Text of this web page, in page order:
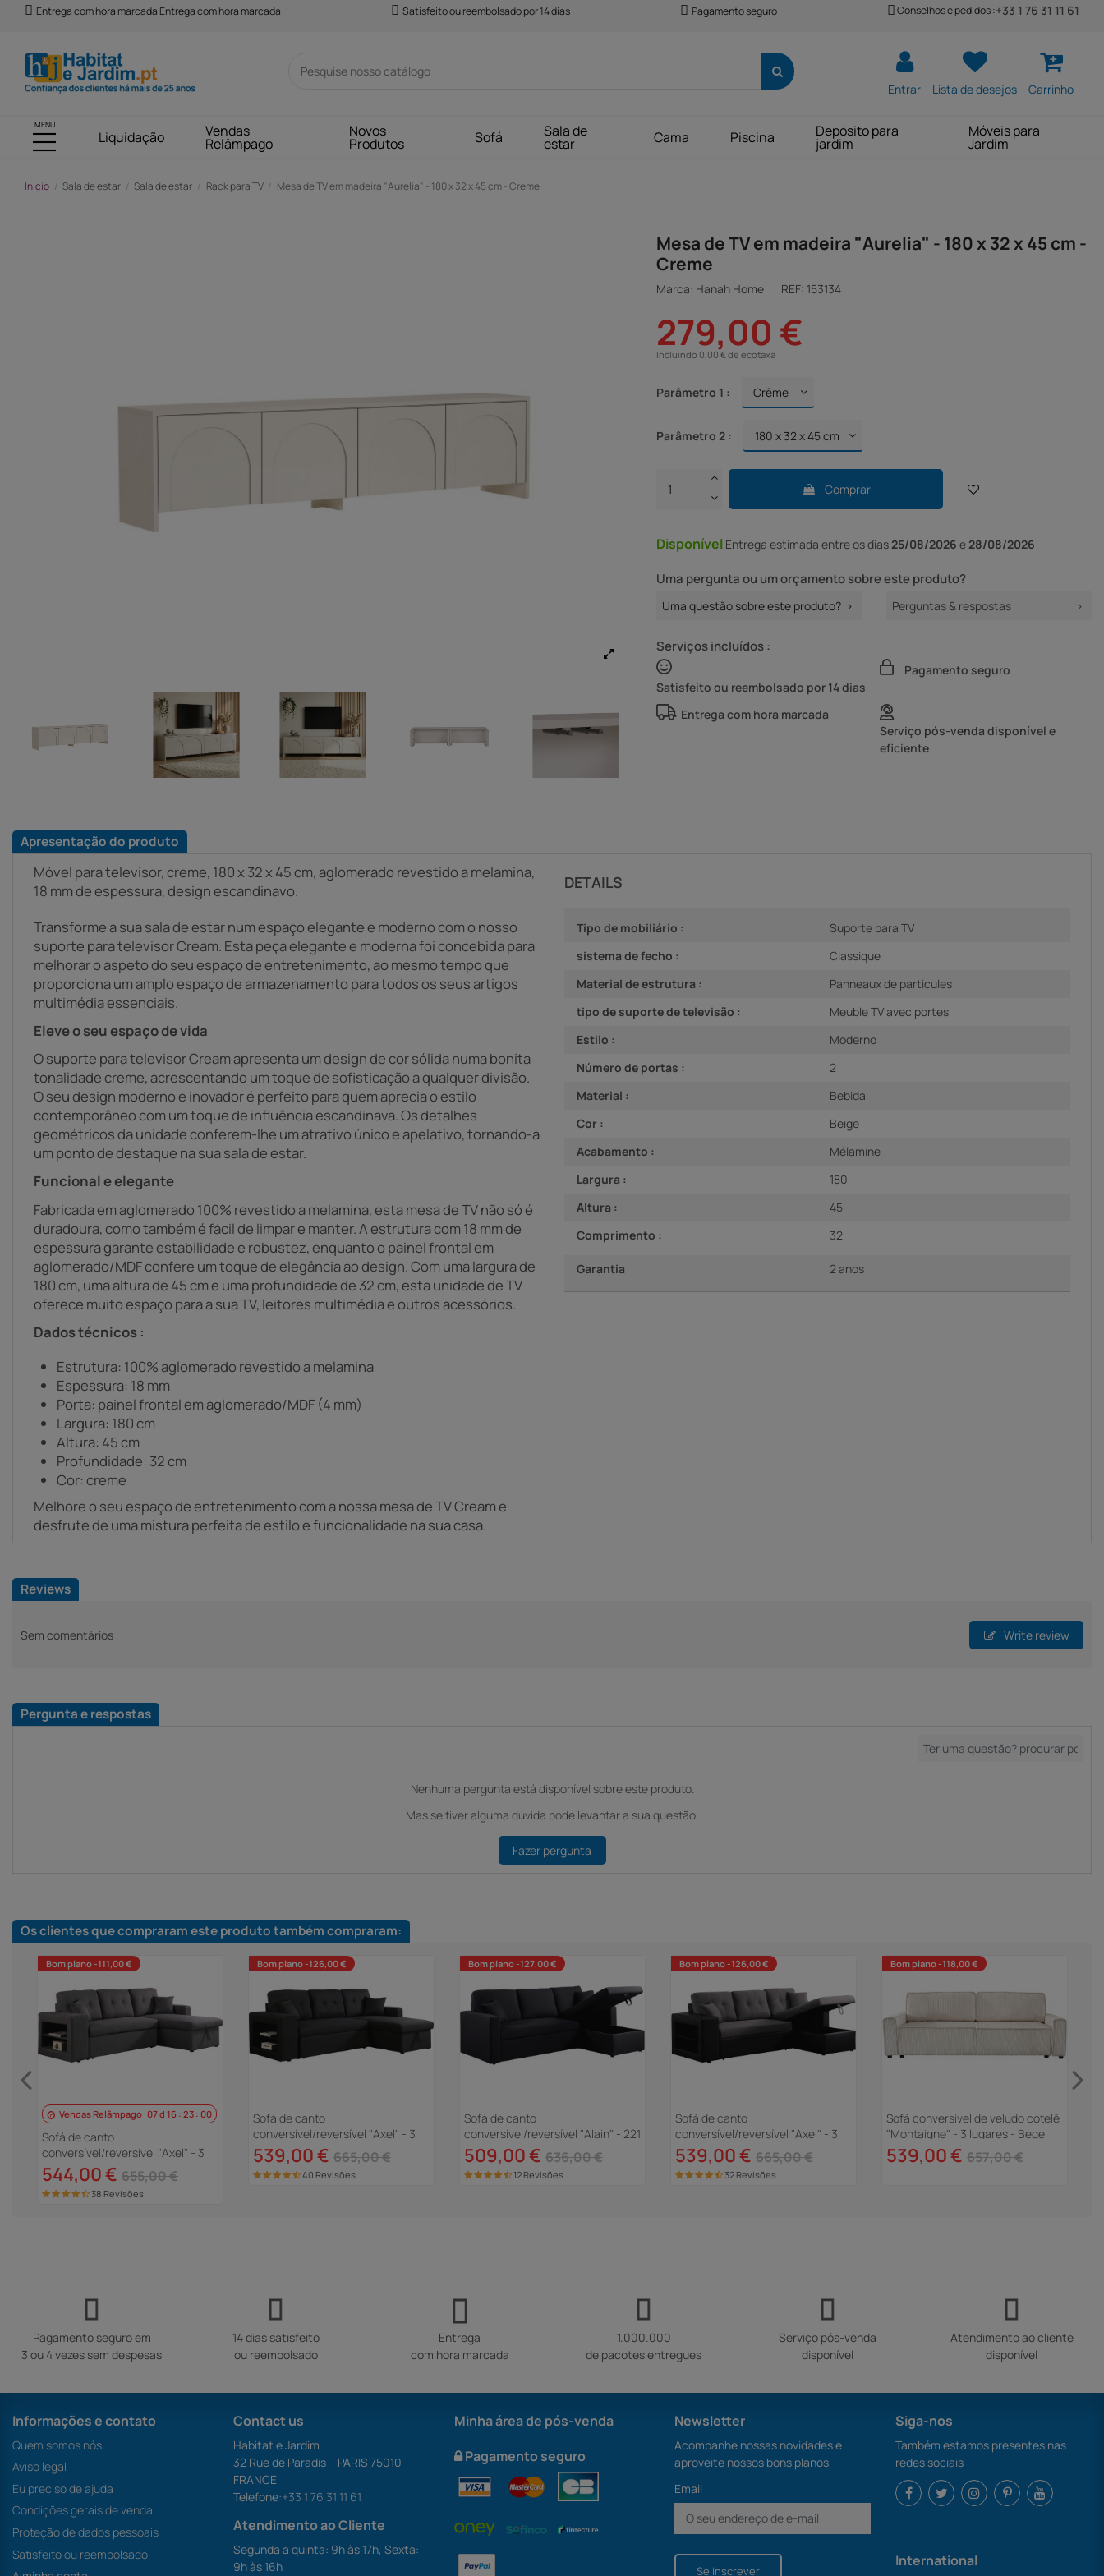
Entrega com hora marcada Entrega com hora marcada Satisfeito ou reembolsado por 14 dias Pagamento seguro Conselhos e pedidos :+33 1 76 31 11 61
Entrar Lista de desejos Carrinho
MENU
Liquidação Vendas
Relâmpago
Novos
Produtos Sofá Sala de
estar Cama Piscina Depósito para
jardim
Móveis para
Jardim
Início Sala de estar Sala de estar Rack para TV Mesa de TV em madeira "Aurelia" - 180 x 32 x 45 cm - Creme
Mesa de TV em madeira "Aurelia" - 180 x 32 x 45 cm -
Creme
Marca: Hanah Home REF: 153134
279,00 €
Incluindo 0,00 € de ecotaxa
Parâmetro 1 :
Parâmetro 2 :
Comprar
Disponível Entrega estimada entre os dias25/08/2026 e28/08/2026
Uma pergunta ou um orçamento sobre este produto?
Uma questão sobre este produto? Perguntas & respostas
Serviços incluídos :
Satisfeito ou reembolsado por 14 dias
Pagamento seguro
Entrega com hora marcada
Serviço pós-venda disponível e
eficiente
Apresentação do produto
Móvel para televisor, creme, 180 x 32 x 45 cm, aglomerado revestido a melamina,
18 mm de espessura, design escandinavo.
Transforme a sua sala de estar num espaço elegante e moderno com o nosso
suporte para televisor Cream. Esta peça elegante e moderna foi concebida para
melhorar o aspeto do seu espaço de entretenimento, ao mesmo tempo que
proporciona um amplo espaço de armazenamento para todos os seus artigos
multimédia essenciais.
Eleve o seu espaço de vida
O suporte para televisor Cream apresenta um design de cor sólida numa bonita
tonalidade creme, acrescentando um toque de sofisticação a qualquer divisão.
O seu design moderno e inovador é perfeito para quem aprecia o estilo
contemporâneo com um toque de influência escandinava. Os detalhes
geométricos da unidade conferem-lhe um atrativo único e apelativo, tornando-a
um ponto de destaque na sua sala de estar.
Funcional e elegante
Fabricada em aglomerado 100% revestido a melamina, esta mesa de TV não só é
duradoura, como também é fácil de limpar e manter. A estrutura com 18 mm de
espessura garante estabilidade e robustez, enquanto o painel frontal em
aglomerado/MDF confere um toque de elegância ao design. Com uma largura de
180 cm, uma altura de 45 cm e uma profundidade de 32 cm, esta unidade de TV
oferece muito espaço para a sua TV, leitores multimédia e outros acessórios.
Dados técnicos :
Estrutura: 100% aglomerado revestido a melamina
Espessura: 18 mm
Porta: painel frontal em aglomerado/MDF (4 mm)
Largura: 180 cm
Altura: 45 cm
Profundidade: 32 cm
Cor: creme
Melhore o seu espaço de entretenimento com a nossa mesa de TV Cream e
desfrute de uma mistura perfeita de estilo e funcionalidade na sua casa.
DETAILS
Tipo de mobiliário :
Suporte para TV
sistema de fecho :
Classique
Material de estrutura :
Panneaux de particules
tipo de suporte de televisão :
Meuble TV avec portes
Estilo :
Moderno
Número de portas :
2
Material :
Bebida
Cor :
Beige
Acabamento :
Mélamine
Largura :
180
Altura :
45
Comprimento :
32
Garantia 2 anos
Reviews
Sem comentários Write review
Pergunta e respostas
Nenhuma pergunta está disponível sobre este produto.
Mas se tiver alguma dúvida pode levantar a sua questão.
Fazer pergunta
Os clientes que compraram este produto também compraram:
Bom plano -111,00 €
Vendas Relâmpago 07d 16: 22 : 59
Sofá de canto
conversível/reversível "Axel" - 3
lugares - Cinza
544,00 € 655,00 €
38 Revisões
Bom plano -126,00 €
Sofá de canto
conversível/reversível "Axel" - 3
lugares - Preto
539,00 € 665,00 €
40 Revisões
Bom plano -127,00 €
Sofá de canto
conversível/reversível "Alain" - 221
x 145 x 85 cm - 3 lugares - Preto
509,00 € 636,00 €
12 Revisões
Bom plano -126,00 €
Sofá de canto
conversível/reversível "Axel" - 3
lugares - Preto/Cinza
539,00 € 665,00 €
32 Revisões
Bom plano -118,00 €
Sofá conversível de veludo cotelê
"Montaigne" - 3 lugares - Bege
539,00 € 657,00 €
Pagamento seguro em
3 ou 4 vezes sem despesas
14 dias satisfeito
ou reembolsado
Entrega
com hora marcada
1.000.000
de pacotes entregues
Serviço pós-venda
disponível
Atendimento ao cliente
disponível
Informações e contato
Quem somos nós
Aviso legal
Eu preciso de ajuda
Condições gerais de venda
Proteção de dados pessoais
Satisfeito ou reembolsado
Contact us
Habitat e Jardim
32 Rue de Paradis – PARIS 75010
FRANCE
Telefone:+33 1 76 31 11 61
Atendimento ao Cliente
Segunda a quinta: 9h às 17h, Sexta:
9h às 16h
Minha área de pós-venda
Pagamento seguro
Newsletter
Acompanhe nossas novidades e
aproveite nossos bons planos
Email
Se inscrever
Siga-nos
Também estamos presentes nas
redes sociais
International